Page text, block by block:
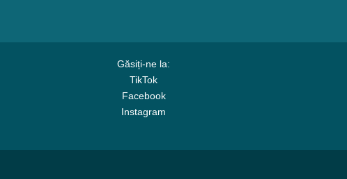
Găsiți-ne la:
TikTok
Facebook
Instagram